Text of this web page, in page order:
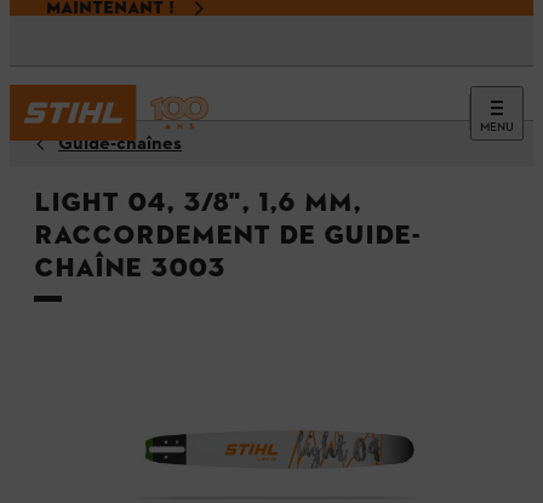
MAINTENANT !
MENU
Guide-chaînes
Light 04, 3/8", 1,6 mm,
raccordement de guide-
chaîne 3003